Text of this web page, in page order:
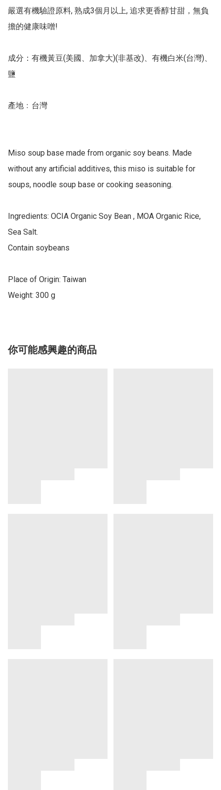
嚴選有機驗證原料, 熟成3個月以上, 追求更香醇甘甜，無負
擔的健康味噌!
成分：有機黃豆(美國、加拿大)(非基改)、有機白米(台灣)、
鹽
產地﹕台灣
Miso soup base made from organic soy beans. Made
without any artificial additives, this miso is suitable for
soups, noodle soup base or cooking seasoning.
Ingredients: OCIA Organic Soy Bean , MOA Organic Rice,
Sea Salt.
Contain soybeans
Place of Origin: Taiwan
Weight: 300 g
你可能感興趣的商品